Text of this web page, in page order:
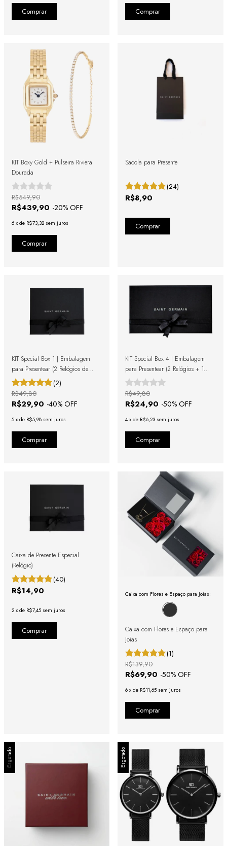
KIT Boxy Gold + Pulseira Riviera
Dourada
R$439,90 -20% OFF
R$549,90
6 x de R$73,32 sem juros
Sacola para Presente
(24)
R$8,90
KIT Special Box 1 | Embalagem
para Presentear (2 Relógios de
Couro)
(2)
R$29,90 -40% OFF
R$49,80
5 x de R$5,98 sem juros
KIT Special Box 4 | Embalagem
para Presentear (2 Relógios + 1
Bracelete)
R$24,90 -50% OFF
R$49,80
4 x de R$6,23 sem juros
Caixa de Presente Especial
(Relógio)
(40)
R$14,90
2 x de R$7,45 sem juros
Caixa com Flores e Espaço para Joias:
Caixa com Flores e Espaço para
Joias
(1)
R$69,90 -50% OFF
R$139,90
6 x de R$11,65 sem juros
Esgotado Esgotado